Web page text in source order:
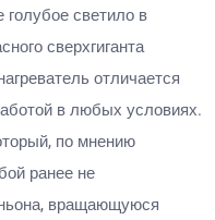
светило в
сверхгиганта
отличается
в любых условиях.
по мнению
ранее не
вращающуюся